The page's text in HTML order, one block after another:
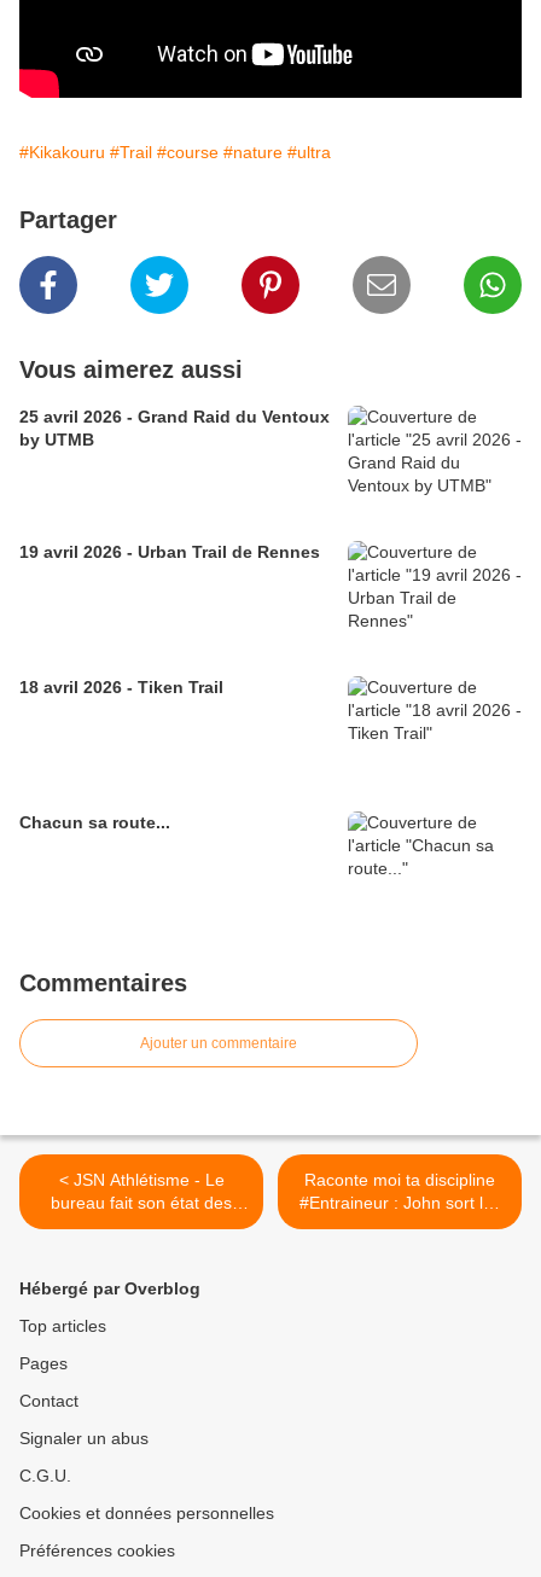
#Kikakouru #Trail #course #nature #ultra
Partager
Vous aimerez aussi
25 avril 2026 - Grand Raid du Ventoux
by UTMB
19 avril 2026 - Urban Trail de Rennes
18 avril 2026 - Tiken Trail
Chacun sa route...
Commentaires
Ajouter un commentaire
< JSN Athlétisme - Le
bureau fait son état des
lieux
Raconte moi ta discipline
#Entraineur : John sort les
tableurs Excel pour nous
Hébergé par Overblog
Top articles
Pages
Contact
Signaler un abus
C.G.U.
Cookies et données personnelles
Préférences cookies